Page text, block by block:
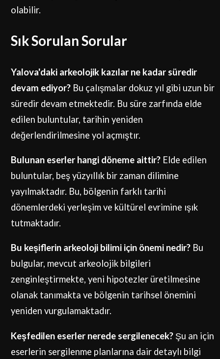
olabilir.
Sık Sorulan Sorular
Yalova'daki arkeolojik kazılar ne kadar süredir
devam ediyor? Bu çalışmalar dokuz yıl gibi uzun bir
süredir devam etmektedir. Bu süre zarfında elde
edilen buluntular, tarihin yeniden
değerlendirilmesine yol açmıştır.
Bulunan eserler hangi döneme aittir? Elde edilen
buluntular, beş yüzyıllık bir zaman dilimine
yayılmaktadır. Bu, bölgenin farklı tarihi
dönemlerdeki yerleşim ve kültürel evrimine ışık
tutmaktadır.
Bu keşiflerin arkeoloji bilimi için önemi nedir? Bu
bulgular, mevcut arkeolojik bilgileri
zenginleştirmekte, yeni hipotezler üretilmesine
olanak tanımakta ve bölgenin tarihsel önemini
yeniden vurgulamaktadır.
Keşfedilen eserler nerede sergilenecek? Şu an için
eserlerin sergilenme planlarına dair detaylı bilgi